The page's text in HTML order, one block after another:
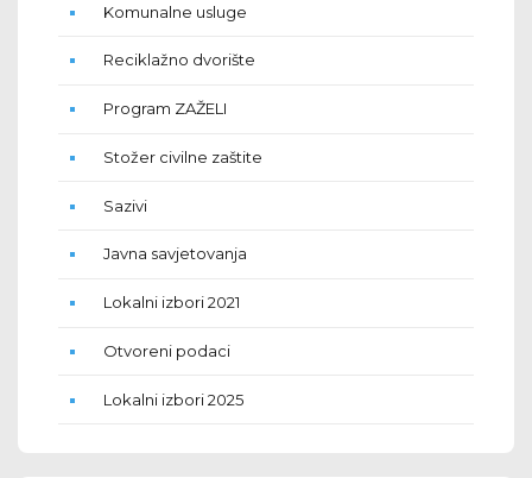
Komunalne usluge
Reciklažno dvorište
Program ZAŽELI
Stožer civilne zaštite
Sazivi
Javna savjetovanja
Lokalni izbori 2021
Otvoreni podaci
Lokalni izbori 2025